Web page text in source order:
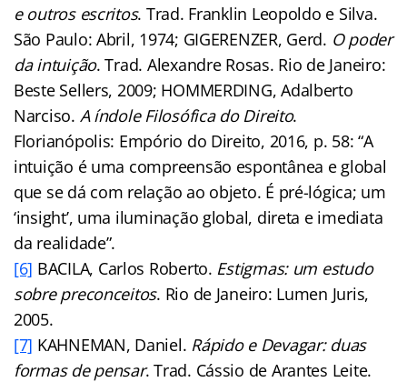
e outros escritos. Trad. Franklin Leopoldo e Silva.
São Paulo: Abril, 1974; GIGERENZER, Gerd. O poder
da intuição. Trad. Alexandre Rosas. Rio de Janeiro:
Beste Sellers, 2009; HOMMERDING, Adalberto
Narciso. A índole Filosófica do Direito.
Florianópolis: Empório do Direito, 2016, p. 58: “A
intuição é uma compreensão espontânea e global
que se dá com relação ao objeto. É pré-lógica; um
‘insight’, uma iluminação global, direta e imediata
da realidade”.
[6] BACILA, Carlos Roberto. Estigmas: um estudo
sobre preconceitos. Rio de Janeiro: Lumen Juris,
2005.
[7] KAHNEMAN, Daniel. Rápido e Devagar: duas
formas de pensar. Trad. Cássio de Arantes Leite.